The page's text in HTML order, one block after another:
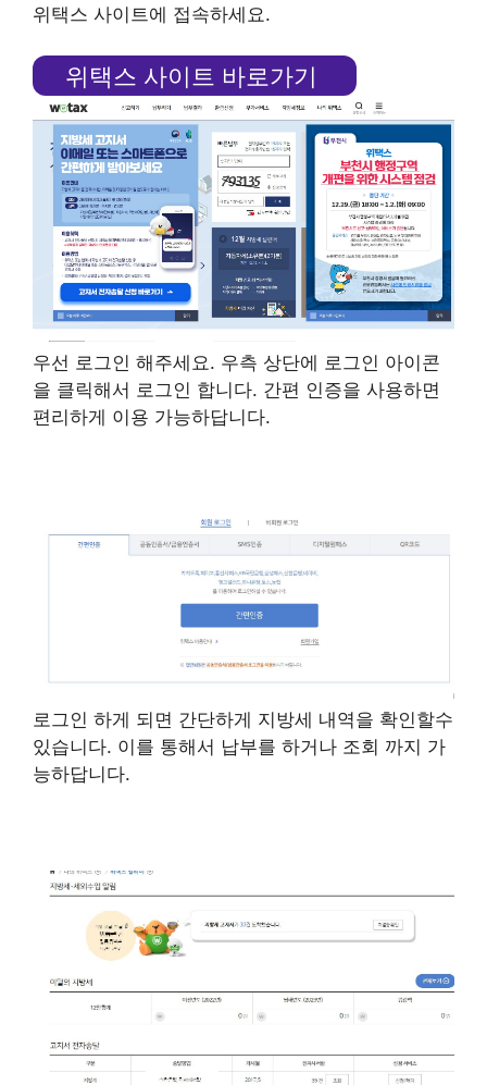
위택스 사이트에 접속하세요.
위택스 사이트 바로가기
우선 로그인 해주세요. 우측 상단에 로그인 아이콘
을 클릭해서 로그인 합니다. 간편 인증을 사용하면
편리하게 이용 가능하답니다.
로그인 하게 되면 간단하게 지방세 내역을 확인할수
있습니다. 이를 통해서 납부를 하거나 조회 까지 가
능하답니다.